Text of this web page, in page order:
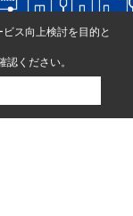
ス向上検討を目的と
認ください。